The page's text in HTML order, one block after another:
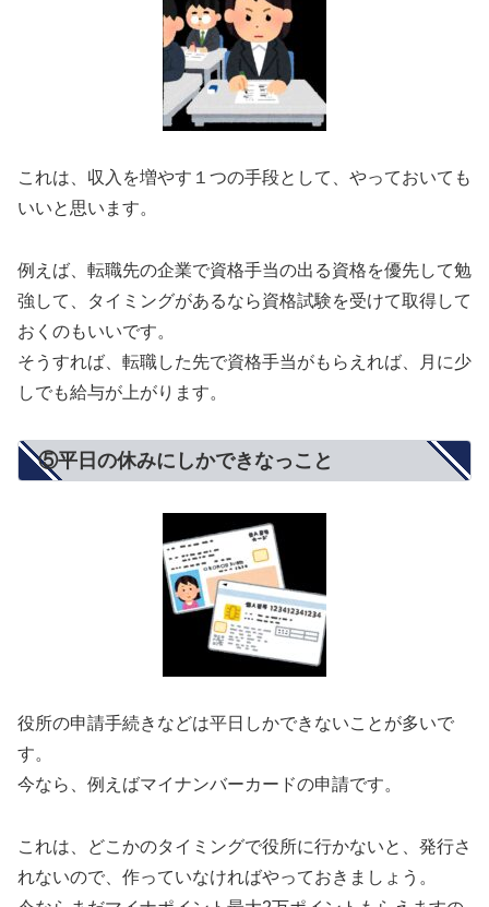
これは、収入を増やす１つの手段として、やっておいても
いいと思います。
例えば、転職先の企業で資格手当の出る資格を優先して勉
強して、タイミングがあるなら資格試験を受けて取得して
おくのもいいです。
そうすれば、転職した先で資格手当がもらえれば、月に少
しでも給与が上がります。
⑤平日の休みにしかできなっこと
役所の申請手続きなどは平日しかできないことが多いで
す。
今なら、例えばマイナンバーカードの申請です。
これは、どこかのタイミングで役所に行かないと、発行さ
れないので、作っていなければやっておきましょう。